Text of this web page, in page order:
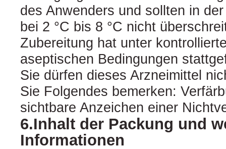
des Anwenders und sollten in
bei 2 °C bis 8 °C nicht
Zubereitung hat unter
aseptischen Bedingungen
Sie dürfen dieses Arzneimittel
Sie Folgendes bemerken:
sichtbare Anzeichen einer
6.Inhalt der Packung und
Informationen